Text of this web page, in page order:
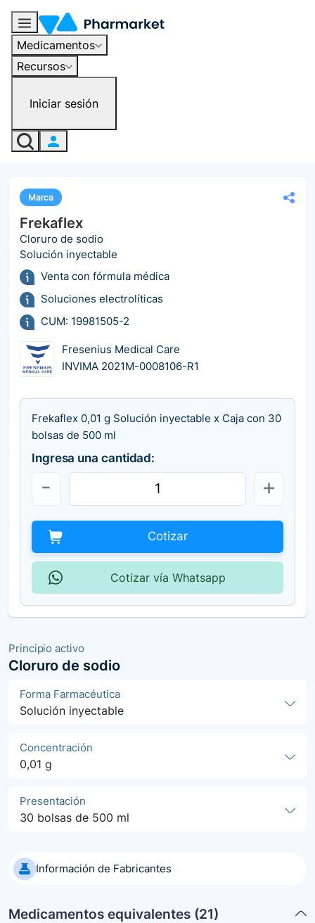
Medicamentos
Recursos
Iniciar sesión
Principio activo
Cloruro de sodio
Forma Farmacéutica
Solución inyectable
Concentración
0,01 g
Presentación
30 bolsas de 500 ml
Información de Fabricantes
Medicamentos equivalentes (21)
Marca
Frekaflex
Cloruro de sodio
Solución inyectable
Venta con fórmula médica
Soluciones electrolíticas
CUM: 19981505-2
Fresenius Medical Care
INVIMA 2021M-0008106-R1
Frekaflex 0,01 g Solución inyectable x Caja con 30
bolsas de 500 ml
Ingresa una cantidad:
Cotizar
Cotizar vía Whatsapp